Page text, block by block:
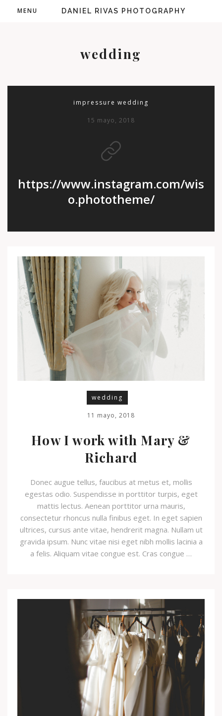
DANIEL RIVAS PHOTOGRAPHY
MENU
wedding
impressure wedding
15 mayo, 2018
https://www.instagram.com/wis
o.phototheme/
wedding
11 mayo, 2018
How I work with Mary &
Richard
Donec augue tellus, faucibus at metus et, mollis
egestas odio. Suspendisse in porttitor turpis, eget
mattis lectus. Aenean porttitor urna mauris,
consectetur rhoncus nulla finibus eget. In eget sapien
ultrices, cursus ante vitae, hendrerit magna. Nullam ut
gravida ipsum. Nunc vitae nisi eget nibh mollis lacinia a
a felis. Aliquam vitae congue est. Cras congue …